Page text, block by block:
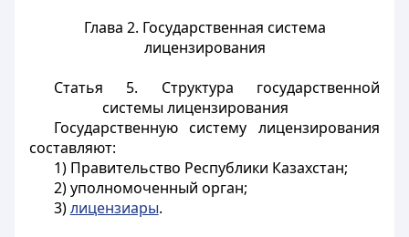
Глава 2. Государственная система
лицензирования
Статья 5. Структура государственной
системы лицензирования
Государственную систему лицензирования
составляют:
1) Правительство Республики Казахстан;
2) уполномоченный орган;
3)лицензиары.